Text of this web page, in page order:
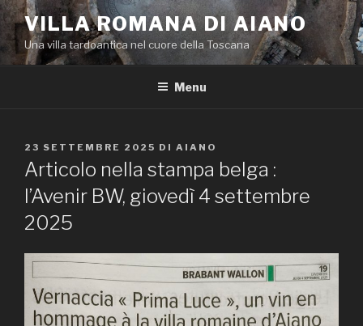
Salta
contenuto
VILLA ROMANA DI AIANO
Una villa tardoantica nel cuore della Toscana
Menu
PUBBLICATO
IL
23 SETTEMBRE 2025 DI AIANO
Articolo nella stampa belga :
l’Avenir BW, giovedì 4 settembre
2025